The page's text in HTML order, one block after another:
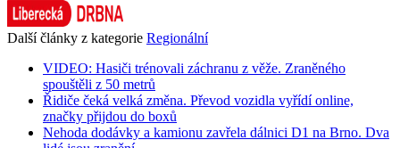
Další články z kategorie Regionální
VIDEO: Hasiči trénovali záchranu z věže. Zraněného
spouštěli z 50 metrů
Řidiče čeká velká změna. Převod vozidla vyřídí online,
značky přijdou do boxů
Nehoda dodávky a kamionu zavřela dálnici D1 na Brno. Dva